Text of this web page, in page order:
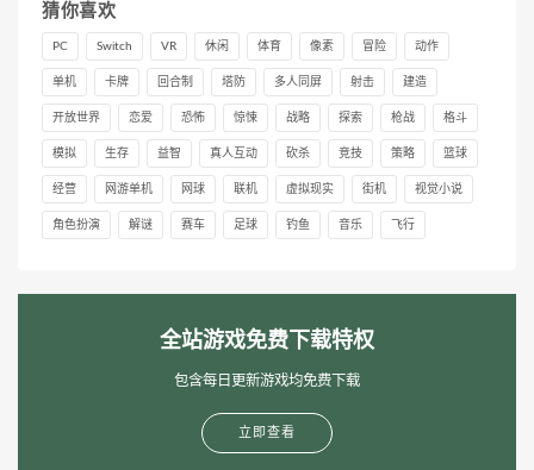
猜你喜欢
PC Switch VR 休闲 体育 像素 冒险 动作
单机 卡牌 回合制 塔防 多人同屏 射击 建造
开放世界 恋爱 恐怖 惊悚 战略 探索 枪战 格斗
模拟 生存 益智 真人互动 砍杀 竞技 策略 篮球
经营 网游单机 网球 联机 虚拟现实 街机 视觉小说
角色扮演 解谜 赛车 足球 钓鱼 音乐 飞行
全站游戏免费下载特权
包含每日更新游戏均免费下载
立即查看